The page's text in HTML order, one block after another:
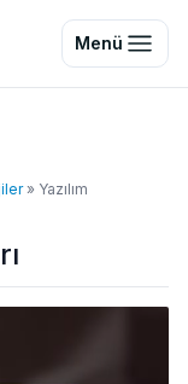
Menü
» Yazılım